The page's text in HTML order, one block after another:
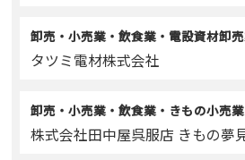
卸売・小売業・飲食業・電設資材卸
タツミ電材株式会社
卸売・小売業・飲食業・きもの小売業
株式会社田中屋呉服店 きもの夢